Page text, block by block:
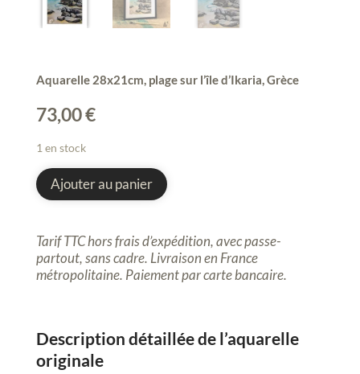
Aquarelle 28x21cm, plage sur l’île d’Ikaria, Grèce
73,00€
1 en stock
de
Aquarelle,
de
Faros,
Ikaria,
Ajouter au panier
Tarif TTC hors frais d’expédition, avec passe-
partout, sans cadre. Livraison en France
métropolitaine. Paiement par carte bancaire.
Description détaillée de l’aquarelle
originale